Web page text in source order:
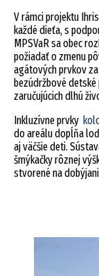
V rámci projektu
každé dieťa, s
MPSVaR sa obec
požiadať o zmenu
agátových prvkov za
bezúdržbové
zaručujúcich dlhú
Inkluzívne prvky
do areálu dopĺňa
aj väčšie deti.
šmýkačky rôznej
stvorené na